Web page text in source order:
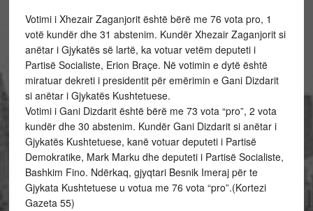
Votimi i Xhezair Zaganjorit është bërë me 76 vota pro, 1
votë kundër dhe 31 abstenim. Kundër Xhezair Zaganjorit si
anëtar i Gjykatës së lartë, ka votuar vetëm deputeti i
Partisë Socialiste, Erion Braçe. Në votimin e dytë është
miratuar dekreti i presidentit për emërimin e Gani Dizdarit
si anëtar i Gjykatës Kushtetuese.
Votimi i Gani Dizdarit është bërë me 73 vota “pro”, 2 vota
kundër dhe 30 abstenim. Kundër Gani Dizdarit si anëtar i
Gjykatës Kushtetuese, kanë votuar deputeti i Partisë
Demokratike, Mark Marku dhe deputeti i Partisë Socialiste,
Bashkim Fino. Ndërkaq, gjyqtari Besnik Imeraj për te
Gjykata Kushtetuese u votua me 76 vota “pro”.(Kortezi
Gazeta 55)